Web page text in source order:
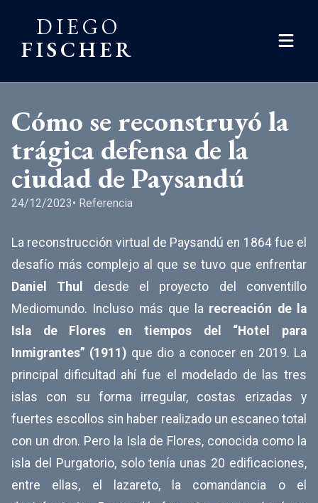
DIEGO
FISCHER
Cómo se reconstruyó la
trágica defensa de la
ciudad de Paysandú
24/12/2023• Referencia
La reconstrucción virtual de Paysandú en 1864 fue el
desafío más complejo al que se tuvo que enfrentar
Daniel Thul
desde el proyecto del conventillo
Mediomundo. Incluso más que la recreación de la
Isla de Flores en tiempos del “Hotel para
Inmigrantes” (1911) que dio a conocer en 2019. La
principal dificultad ahí fue el modelado de las tres
islas con su forma irregular, costas erizadas y
fuertes escollos sin haber realizado un escaneo total
con un dron. Pero la Isla de Flores, conocida como la
isla del Purgatorio, solo tenía unas 20 edificaciones,
entre ellas, el lazareto, la comandancia o el